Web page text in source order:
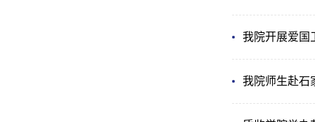
我院开展爱
我院师生赴石